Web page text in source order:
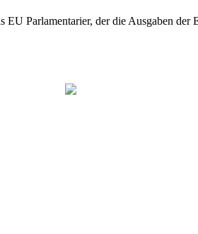
Parlamentarier, der die Ausgaben